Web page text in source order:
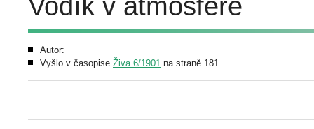
Autor:
Vyšlo v časopise Živa 6/1901 na straně 181